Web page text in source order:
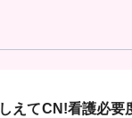
えてCN!看護必要